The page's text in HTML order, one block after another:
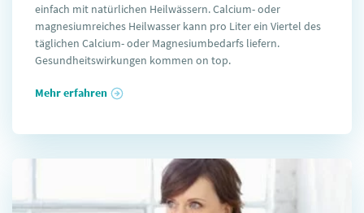
einfach mit natürlichen Heilwässern. Calcium- oder
magnesiumreiches Heilwasser kann pro Liter ein Viertel des
täglichen Calcium- oder Magnesiumbedarfs liefern.
Gesundheitswirkungen kommen on top.
Mehr erfahren